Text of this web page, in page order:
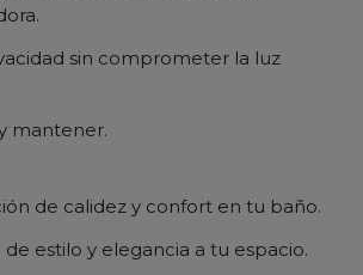
sin comprometer la luz
mantener.
de calidez y confort en tu baño.
estilo y elegancia a tu espacio.